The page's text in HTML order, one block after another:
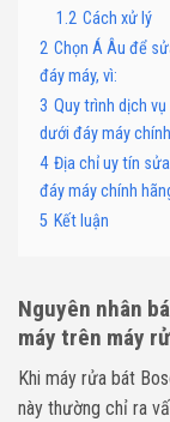
1.2 Cách xử lý
2 Chọn Á Âu để
đáy máy, vì:
3 Quy trình dịch
dưới đáy máy
4 Địa chỉ uy tín
đáy máy chính
5 Kết luận
Nguyên nhân
máy trên máy
Khi máy rửa bát
này thường chỉ ra